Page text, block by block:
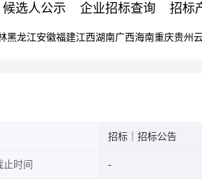
候选人公示 企业招标查询 招标
黑龙江安徽福建江西湖南广西海南重庆贵州
招标｜招标公告
时间